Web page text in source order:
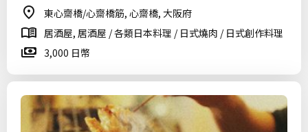
東心齋橋/心齋橋筋, 心齋橋, 大阪府
居酒屋, 居酒屋 / 各類日本料理 / 日式燒肉 / 日式創作料理
3,000 日幣